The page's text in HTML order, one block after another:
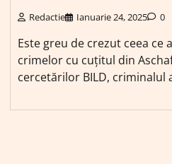
Redactie Ianuarie 24, 2025 0
Este greu de crezut ceea ce
crimelor cu cuțitul din
cercetărilor BILD, criminalul